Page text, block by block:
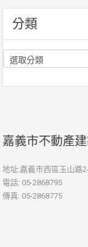
分類
分
類
嘉義市不動產
地址:嘉義市西區玉山路
電話: 05-2868795
傳真: 05-2868775